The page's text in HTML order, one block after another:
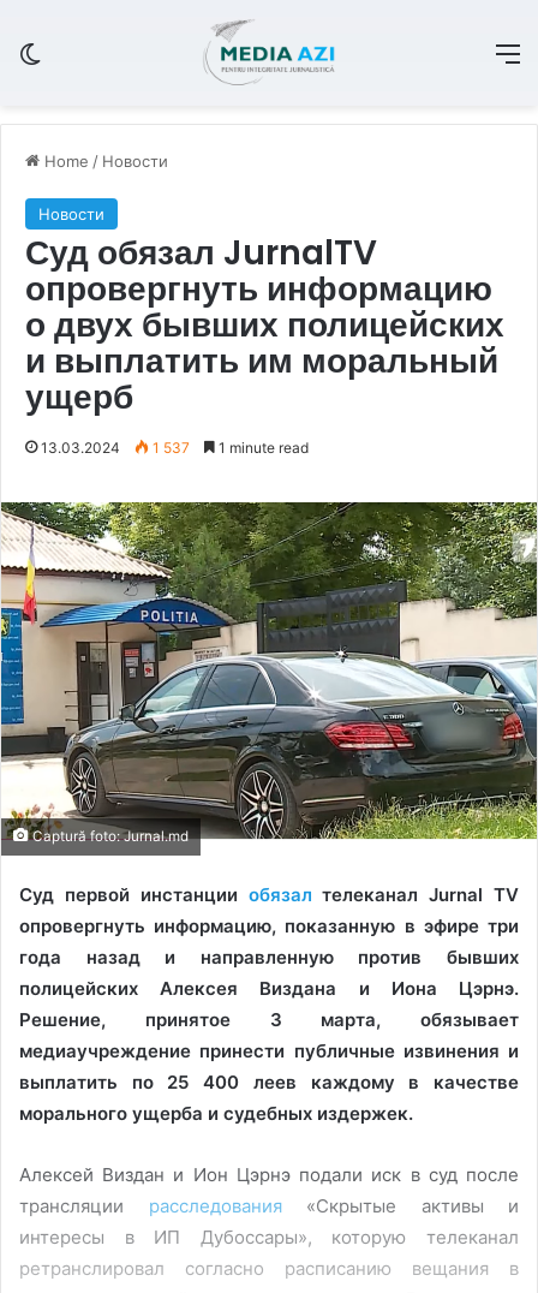
Home / Новости
Новости
Суд обязал JurnalTV
опровергнуть информацию
о двух бывших полицейских
и выплатить им моральный
ущерб
13.03.2024 1 537 1 minute read
Captură foto: Jurnal.md
Суд первой инстанции обязалтелеканал Jurnal TV
опровергнуть информацию, показанную в эфире три
года назад и направленную против бывших
полицейских Алексея Виздана и Иона Цэрнэ.
Решение, принятое 3 марта, обязывает
медиаучреждение принести публичные извинения и
выплатить по 25 400 леев каждому в качестве
морального ущерба и судебных издержек.
Алексей Виздан и Ион Цэрнэ подали иск в суд после
трансляции расследования «Скрытые активы и
интересы в ИП Дубоссары», которую телеканал
ретранслировал согласно расписанию вещания в